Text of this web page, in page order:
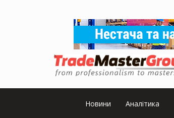
Новини Аналітика